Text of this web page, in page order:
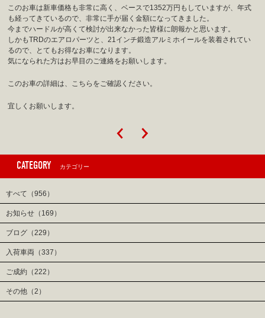
このお車は新車価格も非常に高く、ベースで1352万円もしていますが、年式
も経ってきているので、非常に手が届く金額になってきました。
今までハードルが高くて検討が出来なかった皆様に朗報かと思います。
しかもTRDのエアロパーツと、21インチ鍛造アルミホイールを装着されてい
るので、とてもお得なお車になります。
気になられた方はお早目のご連絡をお願いします。
このお車の詳細は、こちらをご確認ください。
宜しくお願いします。
CATEGORY カテゴリー
すべて（956）
お知らせ（169）
ブログ（229）
入荷車両（337）
ご成約（222）
その他（2）